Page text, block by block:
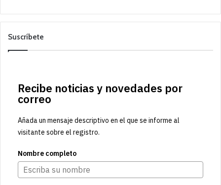
Suscríbete
Recibe noticias y novedades por
correo
Añada un mensaje descriptivo en el que se informe al
visitante sobre el registro.
Nombre completo